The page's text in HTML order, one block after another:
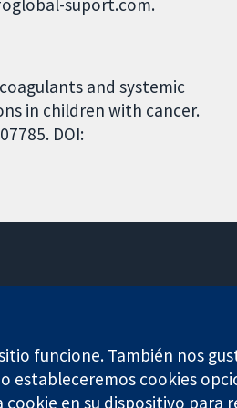
suport.com.
and systemic
in children with cancer.
DOI:
funcione. También nos
estableceremos cookies
en su dispositivo para